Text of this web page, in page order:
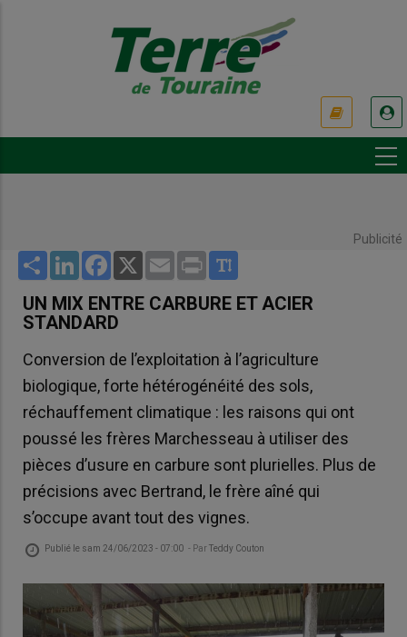
Publicité
Share LinkedInFacebook
X Email Print
UN MIX ENTRE CARBURE ET ACIER
STANDARD
Conversion de l’exploitation à l’agriculture
biologique, forte hétérogénéité des sols,
réchauffement climatique : les raisons qui ont
poussé les frères Marchesseau à utiliser des
pièces d’usure en carbure sont plurielles. Plus de
précisions avec Bertrand, le frère aîné qui
s’occupe avant tout des vignes.
Publié le sam 24/06/2023 - 07:00 - ParTeddy Couton